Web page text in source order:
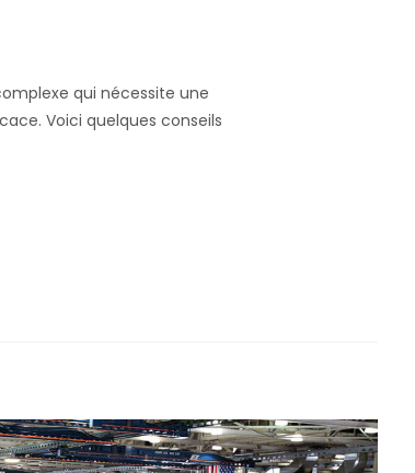
qui nécessite une
Voici quelques conseils